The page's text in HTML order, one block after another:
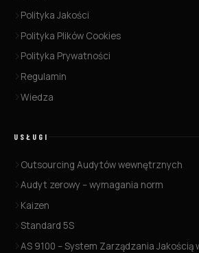
Polityka Jakości
Polityka Plików Cookies
Polityka Prywatności
Regulamin
Wiedza
USŁUGI
Outsourcing Audytów wewnętrznych
Audyt zerowy – wymagania norm
Kaizen
Standard 5S
AS 9100 – System Zarządzania Jakością